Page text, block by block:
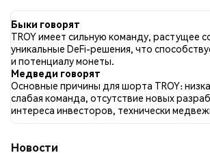
во всех социальных сетях было Бычий.
опубликовано 0 новостных статей о
твитов имели бычий настрой по сравнению
медвежьим настроем по TROY. 0.00%
нейтральными по отношению к TROY. Эти
на 1 твитах.
Быки говорят
TROY имеет сильную команду, растущее
уникальные DeFi-решения, что
и потенциалу монеты.
Медведи говорят
Основные причины для шорта TROY:
слабая команда, отсутствие новых
интереса инвесторов, технически
Новости